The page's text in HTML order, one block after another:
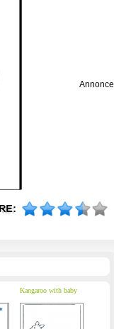
Annonce
Kangaroo with baby